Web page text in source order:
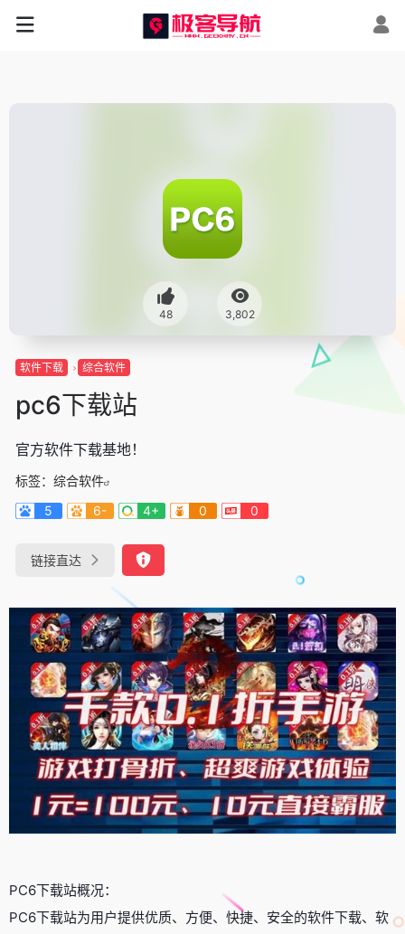
48 3,802
软件下载 综合软件
pc6下载站
官方软件下载基地！
标签： 综合软件
5
6- 4+ 0 0
链接直达
PC6下载站概况：
PC6下载站为用户提供优质、方便、快捷、安全的软件下载、软